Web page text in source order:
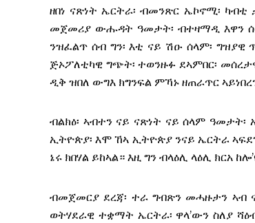
ዘበነ ናጽነት ኤርትራ፡ ብመንጽር ኤኮኖሚ፡
መጀመሪያ ውሑዳት ዓመታት፡ ብተዛማዲ እዋን
ንዝፈልጥ ሰብ ግን፡ እቲ ናይ ሽዑ ሰላም፡
ጅኦፖለቲካዊ ግጭት፡ ተወንዙፉ ደኣምበር፡
ዲቅ ዝበለ ውግእ ክግንፍል ምኻኑ ዘጠራጥር
ብልክዕ፡ ኣብተን ናይ ናጽነት ናይ ሰላም
ኢትዮጵያ፡ እሞ ኸኣ ኢትዮጵያ ንናይ ኤርትራ
ኔሩ ክበሃል ይከኣል። እዚ ግን ብላዕሊ ላዕሊ ክርአ
ብመጀመርያ ደረጃ፡ ተራ ግብጽን መሓዙታን ኣብ
ወትሃደራዊ ተቋማት ኤርትራ፡ ዋላ’ውን ስለያ